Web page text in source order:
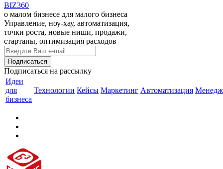
BIZ360
о малом бизнесе для малого бизнеса
Управление, ноу-хау, автоматизация,
точки роста, новые ниши, продажи,
стартапы, оптимизация расходов
Подписаться на рассылку
Идеи
для
бизнеса
Технологии Кейсы Маркетинг Автоматизация